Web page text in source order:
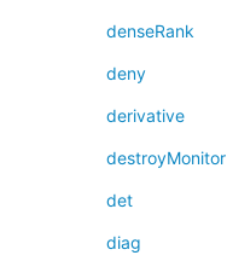
denseRank
deny
derivative
destroyMonitor
det
diag